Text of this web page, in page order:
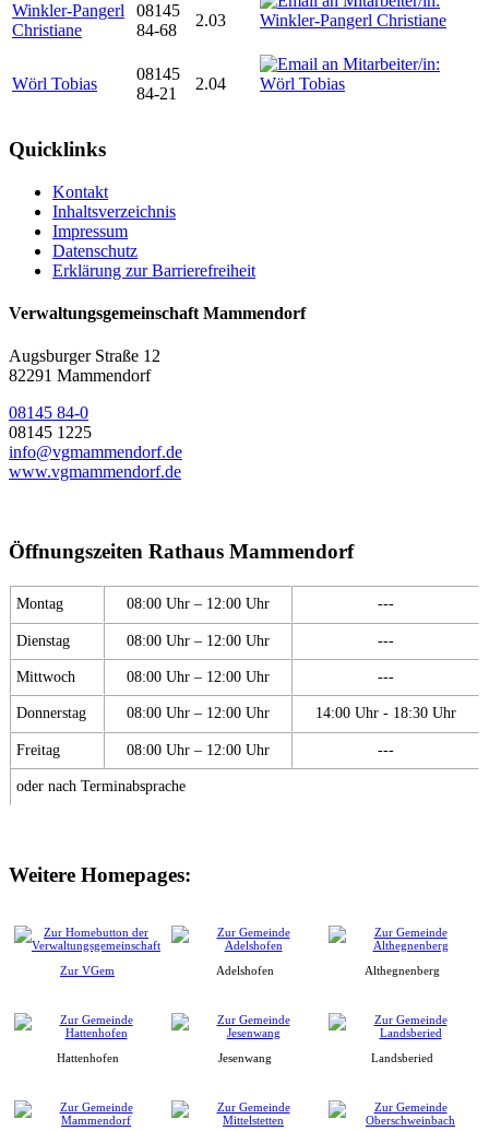
Winkler-Pangerl
Christiane
08145
84-68
2.03
Wörl Tobias
08145
84-21
2.04
Quicklinks
Kontakt
Inhaltsverzeichnis
Impressum
Datenschutz
Erklärung zur Barrierefreiheit
Verwaltungsgemeinschaft Mammendorf
Augsburger Straße 12
82291 Mammendorf
08145 84-0
08145 1225
info@vgmammendorf.de
www.vgmammendorf.de
Öffnungszeiten Rathaus Mammendorf
Montag 08:00 Uhr – 12:00 Uhr ---
Dienstag 08:00 Uhr – 12:00 Uhr ---
Mittwoch 08:00 Uhr – 12:00 Uhr ---
Donnerstag 08:00 Uhr – 12:00 Uhr 14:00 Uhr - 18:30 Uhr
Freitag 08:00 Uhr – 12:00 Uhr ---
oder nach Terminabsprache
Weitere Homepages:
Zur VGem Adelshofen Althegnenberg
Hattenhofen Jesenwang Landsberied